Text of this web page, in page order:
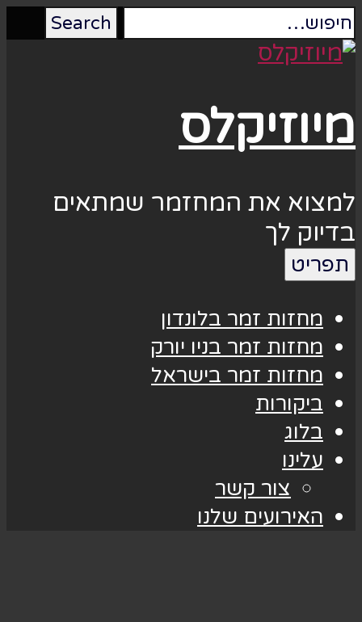
מיוזיקלס
למצוא את המחזמר שמתאים
בדיוק לך
תפריט
מחזות זמר בלונדון
מחזות זמר בניו יורק
מחזות זמר בישראל
ביקורות
בלוג
עלינו
צור קשר
האירועים שלנו